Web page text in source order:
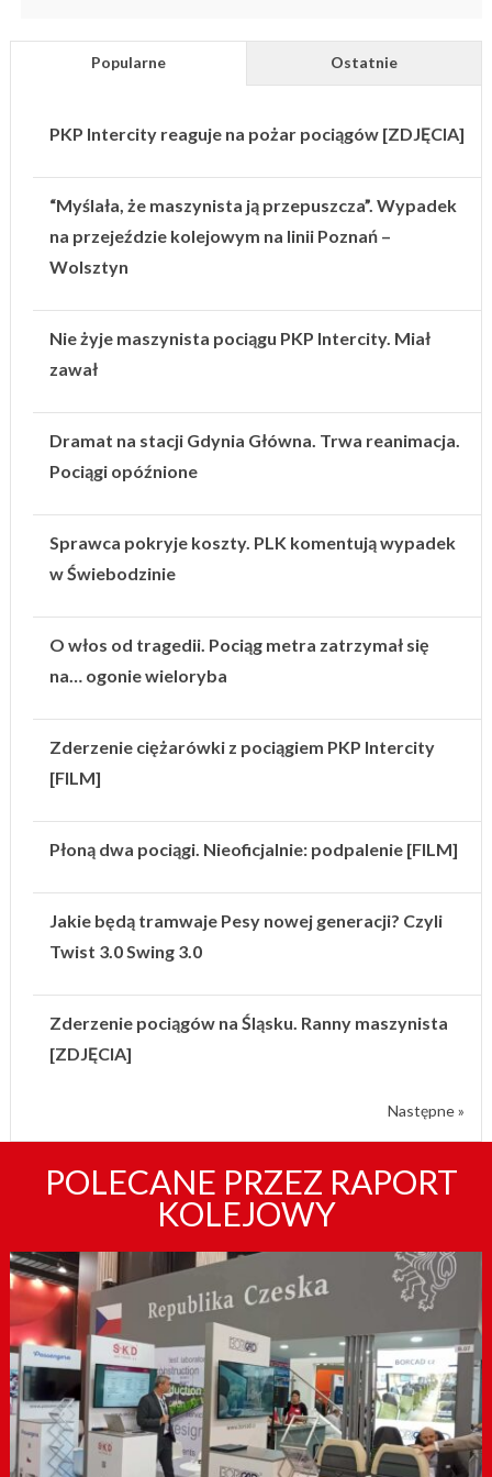
Popularne Ostatnie
PKP Intercity reaguje na pożar pociągów [ZDJĘCIA]
“Myślała, że maszynista ją przepuszcza”. Wypadek
na przejeździe kolejowym na linii Poznań –
Wolsztyn
Nie żyje maszynista pociągu PKP Intercity. Miał
zawał
Dramat na stacji Gdynia Główna. Trwa reanimacja.
Pociągi opóźnione
Sprawca pokryje koszty. PLK komentują wypadek
w Świebodzinie
O włos od tragedii. Pociąg metra zatrzymał się
na… ogonie wieloryba
Zderzenie ciężarówki z pociągiem PKP Intercity
[FILM]
Płoną dwa pociągi. Nieoficjalnie: podpalenie [FILM]
Jakie będą tramwaje Pesy nowej generacji? Czyli
Twist 3.0 Swing 3.0
Zderzenie pociągów na Śląsku. Ranny maszynista
[ZDJĘCIA]
Następne »
POLECANE PRZEZ RAPORT
KOLEJOWY